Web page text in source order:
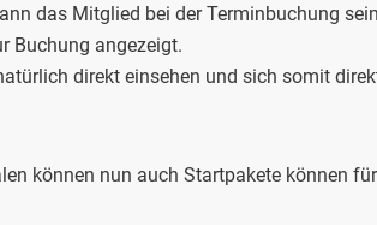
das Mitglied bei der Terminbuchung
Buchung angezeigt.
direkt einsehen und sich somit
können nun auch Startpakete können